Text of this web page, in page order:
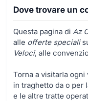
Dove trovare un
Questa pagina di Az
alle offerte speciali
Veloci, alle
Torna a visitarla
in traghetto da o per
e le altre tratte